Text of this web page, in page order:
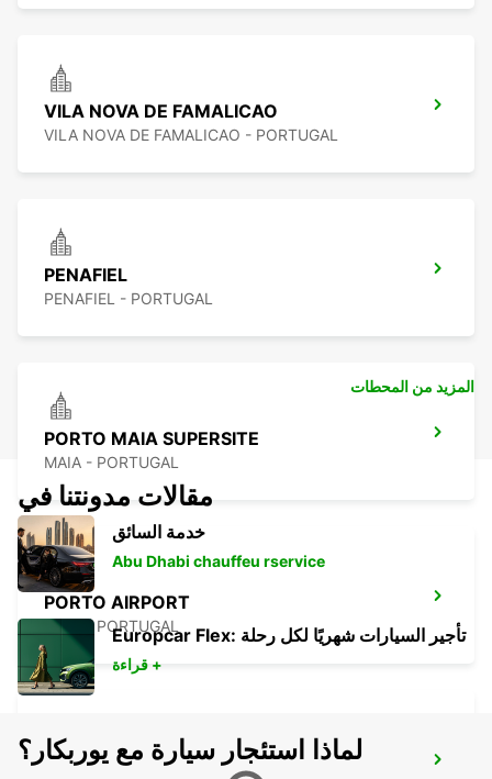
VILA NOVA DE FAMALICAO
VILA NOVA DE FAMALICAO - PORTUGAL
PENAFIEL
PENAFIEL - PORTUGAL
PORTO MAIA SUPERSITE
MAIA - PORTUGAL
PORTO AIRPORT
MAIA - PORTUGAL
PORTO CAMPANHA MAIN STATION
المزيد من المحطات
مقالات مدونتنا في
خدمة السائق
Abu Dhabi chauffeu rservice
Europcar Flex: تأجير السيارات شهريًا لكل رحلة
قراءة +
لماذا استئجار سيارة مع يوربكار؟